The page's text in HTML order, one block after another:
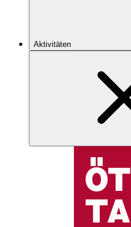
Aktivitäten